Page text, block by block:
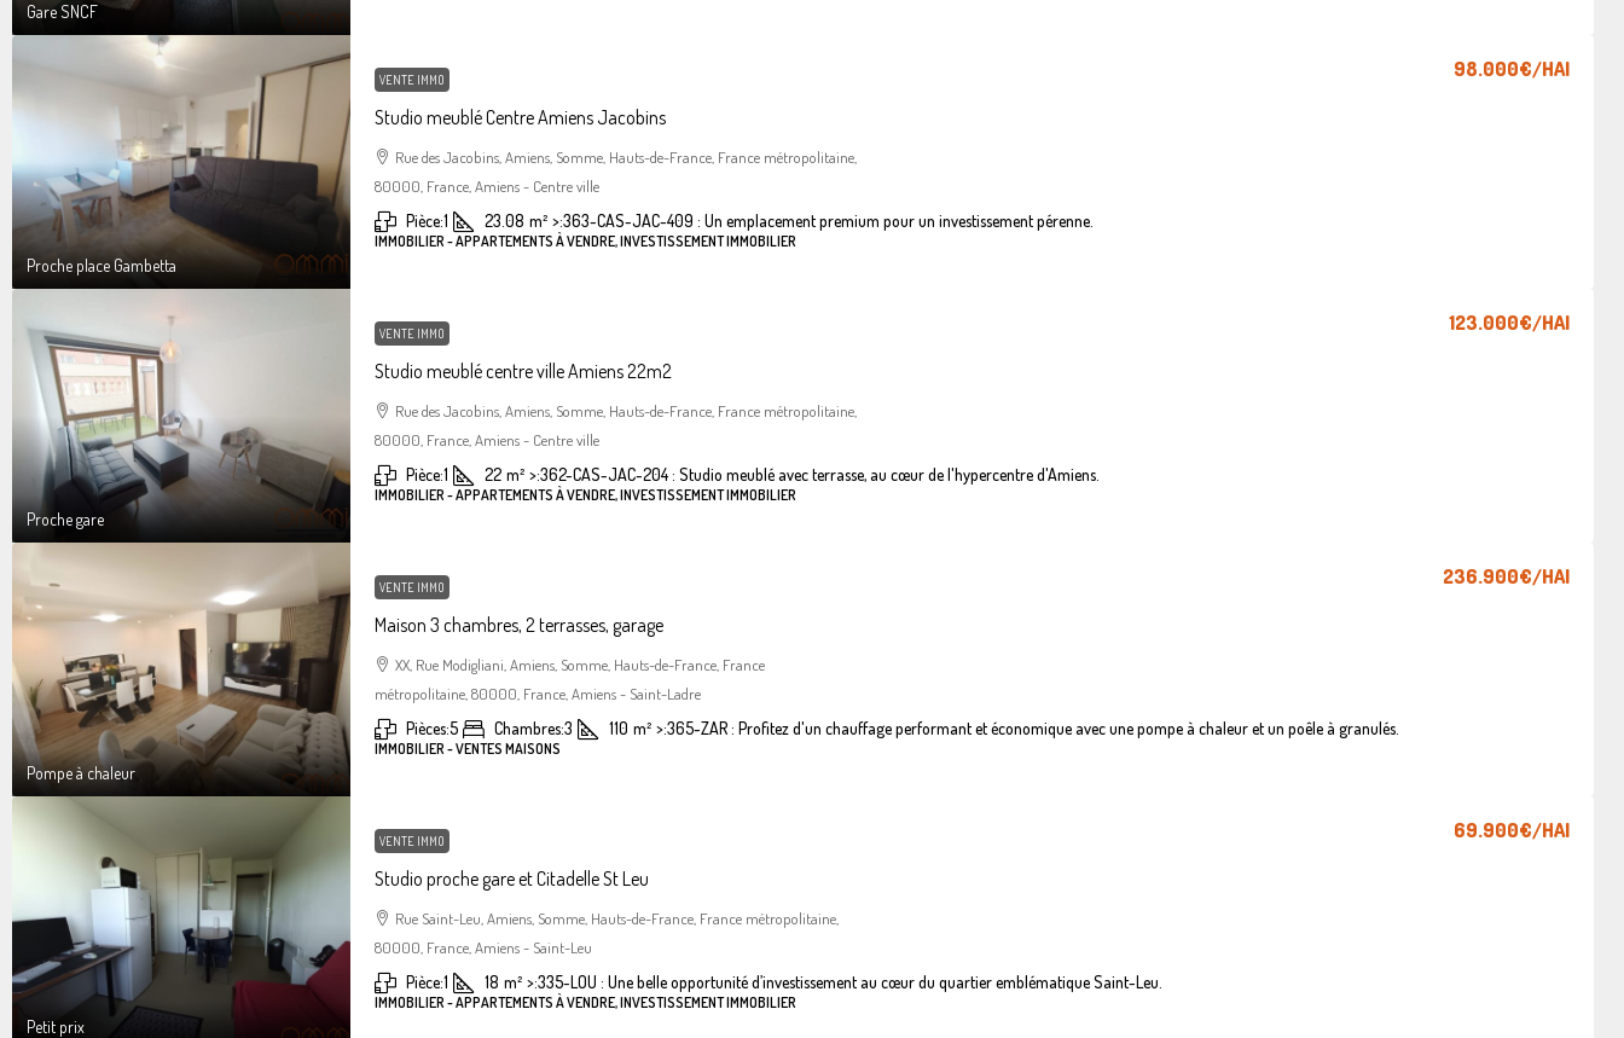
Gare SNCF
Proche place Gambetta
VENTE IMMO
Studio meublé Centre Amiens Jacobins
98.000€/HAI
Rue des Jacobins, Amiens, Somme, Hauts-de-France, France métropolitaine,
80000, France, Amiens - Centre ville
Pièce:1 23.08 m² >:363-CAS-JAC-409 : Un emplacement premium pour un investissement pérenne.
IMMOBILIER - APPARTEMENTS À VENDRE, INVESTISSEMENT IMMOBILIER
Proche gare
VENTE IMMO
Studio meublé centre ville Amiens 22m2
123.000€/HAI
Rue des Jacobins, Amiens, Somme, Hauts-de-France, France métropolitaine,
80000, France, Amiens - Centre ville
Pièce:1 22 m² >:362-CAS-JAC-204 : Studio meublé avec terrasse, au cœur de l'hypercentre d'Amiens.
IMMOBILIER - APPARTEMENTS À VENDRE, INVESTISSEMENT IMMOBILIER
Pompe à chaleur
VENTE IMMO
Maison 3 chambres, 2 terrasses, garage
236.900€/HAI
XX, Rue Modigliani, Amiens, Somme, Hauts-de-France, France
métropolitaine, 80000, France, Amiens - Saint-Ladre
Pièces:5 Chambres:3 110 m² >:365-ZAR : Profitez d'un chauffage performant et économique avec une pompe à chaleur et un poêle à granulés.
IMMOBILIER - VENTES MAISONS
Petit prix
VENTE IMMO
Studio proche gare et Citadelle St Leu
69.900€/HAI
Rue Saint-Leu, Amiens, Somme, Hauts-de-France, France métropolitaine,
80000, France, Amiens - Saint-Leu
Pièce:1 18 m² >:335-LOU : Une belle opportunité d’investissement au cœur du quartier emblématique Saint-Leu.
IMMOBILIER - APPARTEMENTS À VENDRE, INVESTISSEMENT IMMOBILIER